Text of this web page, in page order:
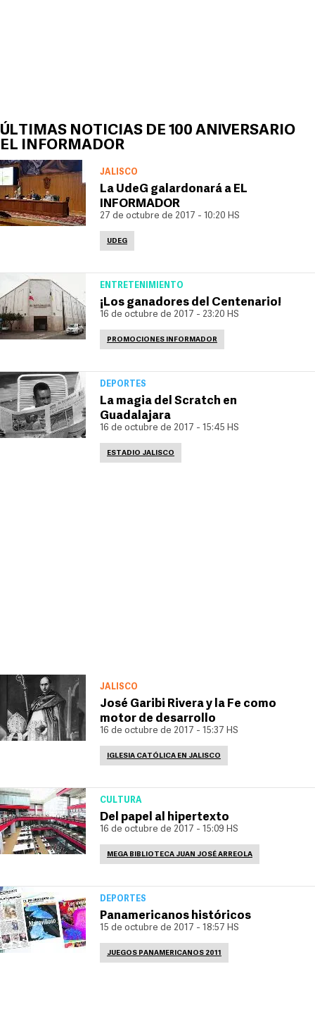
ÚLTIMAS NOTICIAS DE 100 ANIVERSARIO
EL INFORMADOR
JALISCO
La UdeG galardonará a EL
INFORMADOR
27 de octubre de 2017 - 10:20 HS
UDEG
ENTRETENIMIENTO
¡Los ganadores del Centenario!
16 de octubre de 2017 - 23:20 HS
PROMOCIONES INFORMADOR
DEPORTES
La magia del Scratch en
Guadalajara
16 de octubre de 2017 - 15:45 HS
ESTADIO JALISCO
JALISCO
José Garibi Rivera y la Fe como
motor de desarrollo
16 de octubre de 2017 - 15:37 HS
IGLESIA CATÓLICA EN JALISCO
CULTURA
Del papel al hipertexto
16 de octubre de 2017 - 15:09 HS
MEGA BIBLIOTECA JUAN JOSÉ ARREOLA
DEPORTES
Panamericanos históricos
15 de octubre de 2017 - 18:57 HS
JUEGOS PANAMERICANOS 2011